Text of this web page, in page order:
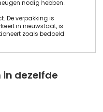
nodig hebben.
De verpakking is
in nieuwstaat, is
zoals bedoeld.
dezelfde